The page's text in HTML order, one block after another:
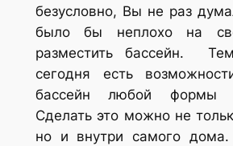
безусловно, Вы не раз
было бы неплохо на
разместить бассейн.
сегодня есть
бассейн любой формы
Сделать это можно не
но и внутри самого дома.